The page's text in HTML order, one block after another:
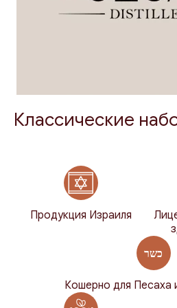
Классические
Продукция Израиля
Кошерно для Песаха